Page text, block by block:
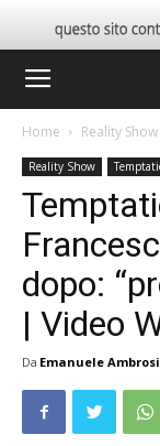
Home Reality Show
Reality Show
dopo:
| Video
Da Emanuele